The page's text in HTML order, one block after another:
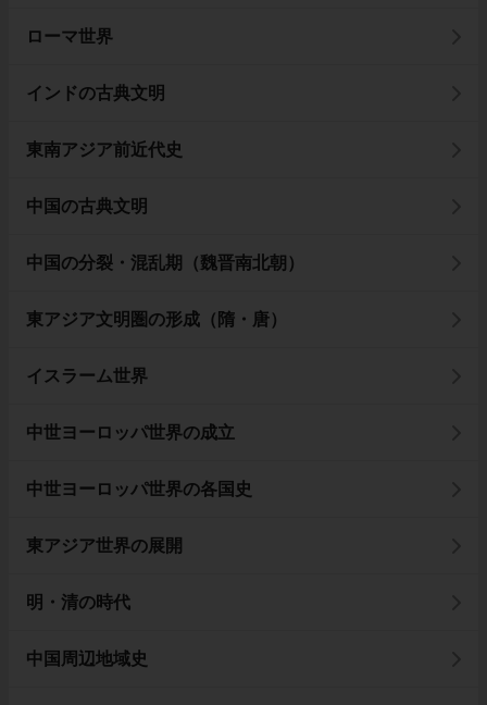
ローマ世界
インドの古典文明
東南アジア前近代史
中国の古典文明
中国の分裂・混乱期（魏晋南北朝）
東アジア文明圏の形成（隋・唐）
イスラーム世界
中世ヨーロッパ世界の成立
中世ヨーロッパ世界の各国史
東アジア世界の展開
明・清の時代
中国周辺地域史